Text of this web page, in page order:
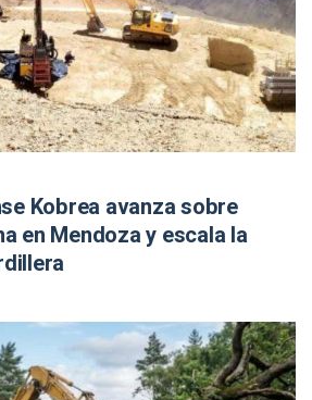
Kobrea avanza sobre
en Mendoza y escala la